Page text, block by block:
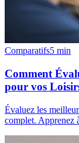
Comparatifs5 min
Comment
pour vos
Évaluez les
complet. Apprenez